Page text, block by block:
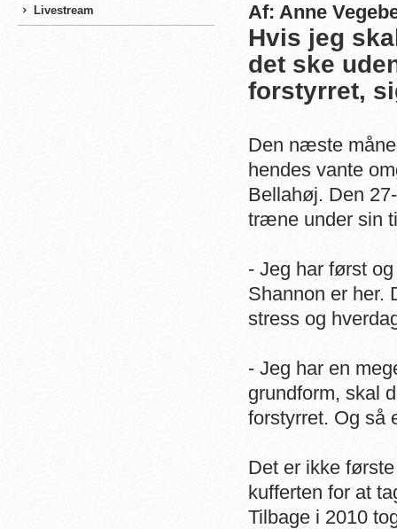
Livestream
Af: Anne
Hvis jeg
det ske
forstyrret,
Den næste
hendes vante
Bellahøj. Den
træne under sin
- Jeg har først
Shannon er her.
stress og
- Jeg har en
grundform, skal
forstyrret. Og så
Det er ikke
kufferten for at
Tilbage i 2010